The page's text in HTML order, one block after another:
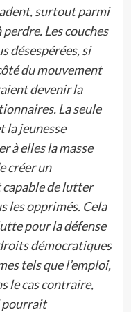
surtout parmi
Les couches
désespérées, si
du mouvement
devenir la
La seule
la jeunesse
à elles la masse
créer un
de lutter
les opprimés. Cela
pour la défense
démocratiques
tels que l’emploi,
le cas contraire,
pourrait